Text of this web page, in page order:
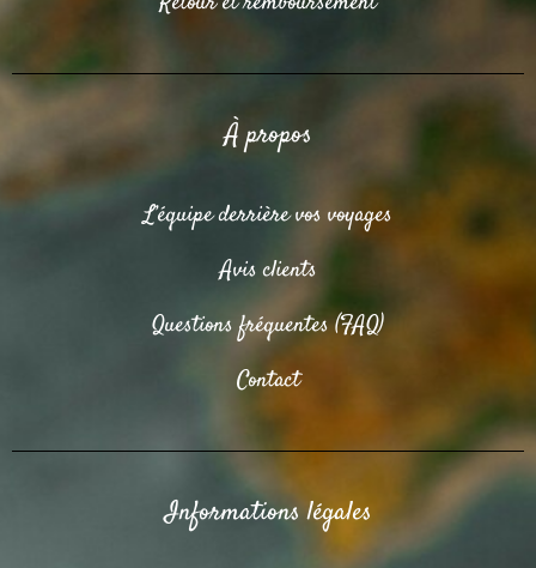
À propos
L’équipe derrière vos voyages
Avis clients
Questions fréquentes (FAQ)
Contact
Informations légales